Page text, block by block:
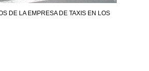
DE LA EMPRESA DE TAXIS EN LOS